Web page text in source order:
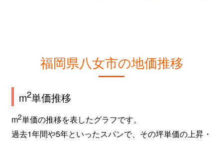
福岡県八女市の地価推移
m2単価推移
m2単価の推移を表したグラフです。
過去1年間や5年といったスパンで、その坪単価の上昇・